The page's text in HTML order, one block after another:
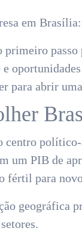
em
primeiro
para abrir
centro
um PIB de
fértil para
geográfica